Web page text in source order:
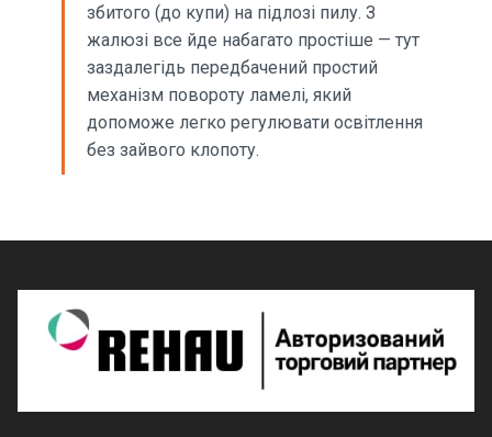
збитого (до купи) на підлозі пилу. З
жалюзі все йде набагато простіше — тут
заздалегідь передбачений простий
механізм повороту ламелі, який
допоможе легко регулювати освітлення
без зайвого клопоту.